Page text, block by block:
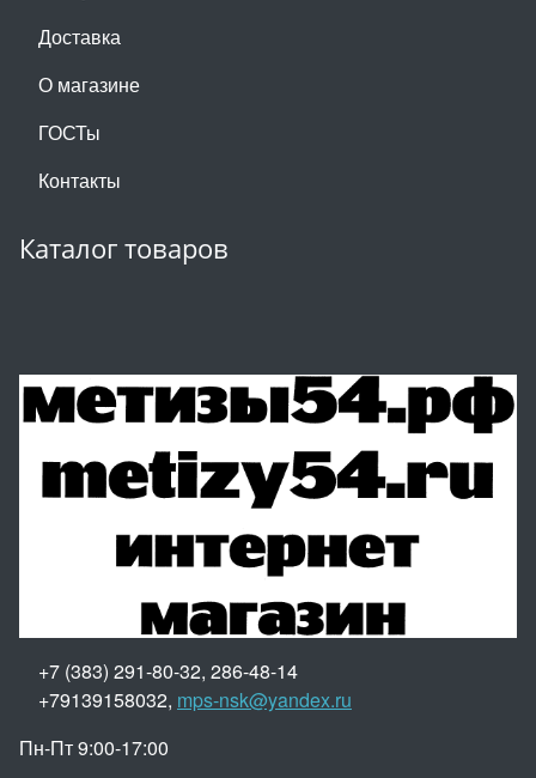
Доставка
О магазине
ГОСТы
Контакты
Каталог товаров
+7 (383) 291-80-32, 286-48-14
+79139158032, mps-nsk@yandex.ru
Пн-Пт 9:00-17:00